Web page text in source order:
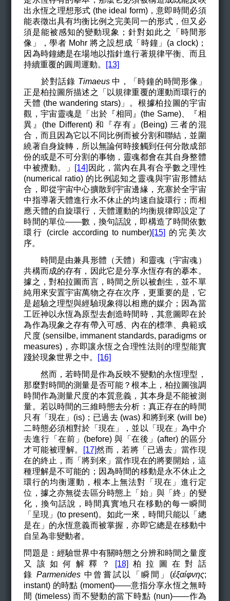
出永恆之理想形式 (the ideal form)，意即時間必須
能表徵出具有均衡比例之完美同一的形式，但又必
須是能被感知的變動現象；針對如此之「時間形
像」，學者 Mohr 將之設想成「時鐘」(a clock)；
因為時鐘總是在場地以指針進行著規律平衡、而且
持續重覆的圓周運動。 [13]
於對話錄 Timaeus中，「時鐘的時間形像」
正是柏拉圖所描述之「以規律重覆的運動而環行的
天體 (the wandering stars)」。根據柏拉圖的宇宙
觀，宇宙靈魂是「出於『相同』(the Same)、『相
異』(the Different) 和『存有』(Being) 三者的混
合，而且因為它以不同比例而被分割和聯結，並圍
繞著自身旋轉，所以無論何時接觸到任何分散成部
份的或是不可分割的事物，靈魂都會在其自身整體
中被攪動。」
[14] 因此，當內在具有合乎數之理性
(numerical ratio) 的比例認知之靈魂與宇宙形體結
合，即從宇宙中心擴散到宇宙邊緣，充塞於全宇宙
中指導著天體進行永不休止的均速自旋環行；而相
應天體的自旋環行，天體運動的均衡規律即設定了
時間的單位——數，換句話說，即構造了時間依數
環行 (circle according to number)[15] 的完美次
序。
時間是由兼具形體（天體）和靈魂（宇宙魂）
共構而成的存有，因此它是分享永恆存有的摹本。
據之，對柏拉圖而言，時間之所以被創生，並不單
純用來安置宇宙萬物之存在次序，更重要的是，它
是超驗之理型與經驗現象得以相應的媒介；因為當
工匠神以永恆為原型去創造時間時，其意圖即在於
為作為現象之存有帶入可感、內在的標準、典範或
尺度 (sensilbe, immanent standards, paradigms or
measures)，亦即讓永恆之合理性法則的理型能實
踐於現象世界之中。 [16]
然而，若時間是作為反映不變動的永恆理型，
那麼對時間的測量是否可能？根本上，柏拉圖強調
時間作為測量尺度的本質意義，其本身是不能被測
量。若以時間的三維時態去分析：真正存在的時間
只有「現在」(is)；已過去 (was) 和將到來 (will be)
二時態必須相對於「現在」，並以「現在」為中介
去進行「在前」(before) 與「在後」(after) 的區分
才可能被理解。
[17]然而，若將「已過去」當作現
在的終止，而「將到來」當作現在的將要開始，這
種理解是不可能的；因為時間的移動是永不休止之
環行的均衡運動，根本上無法對「現在」進行定
位，據之亦無從去區分時態上「始」與「終」的變
化，換句話說，時間真實地只在移動的每一瞬間
「呈現」(to present)。如此一來，時間只能以「總
是在」的永恆意義而被掌握，亦即它總是在移動中
自呈為非變動者。
問題是：經驗世界中有關時態之分辨和時間之量度
又該如何解釋？
[18] 柏拉圖在對話
錄Parmenides 中曾嘗試以「瞬間」(έξαίφνης;
instant) 的時點 (moment)——意指分享永恆之無時
間 (timeless) 而不變動的當下時點 (nun)——作為